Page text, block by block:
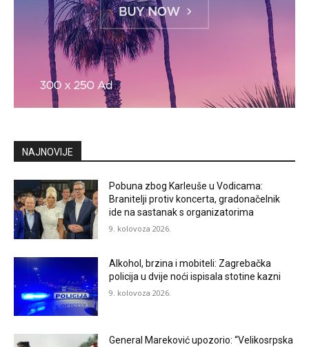
NAJNOVIJE
Pobuna zbog Karleuše u Vodicama:
Branitelji protiv koncerta, gradonačelnik
ide na sastanak s organizatorima
9. kolovoza 2026.
Alkohol, brzina i mobiteli: Zagrebačka
policija u dvije noći ispisala stotine kazni
9. kolovoza 2026.
General Mareković upozorio: “Velikosrpska